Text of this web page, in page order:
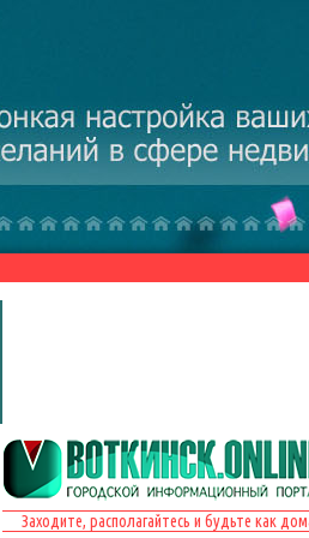
Заходите, располагайтесь и будьте как